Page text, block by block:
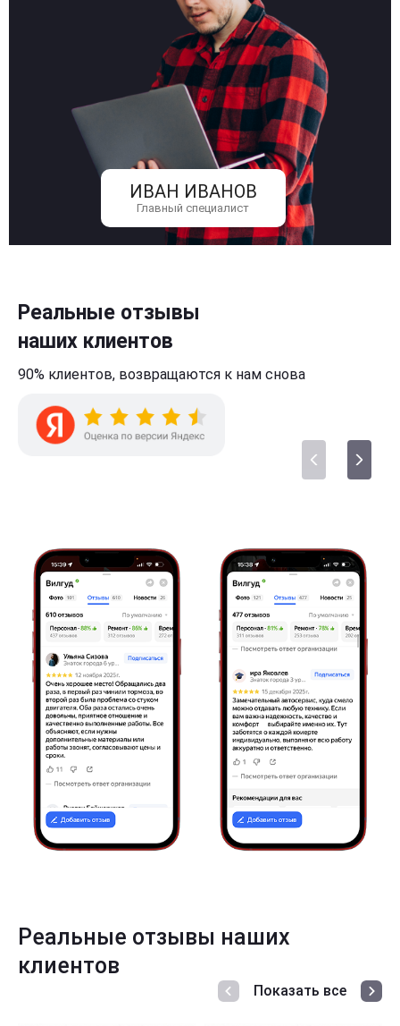
ИВАН ИВАНОВ
Главный специалист
Реальные отзывы
наших клиентов
90% клиентов, возвращаются к нам снова
Реальные отзывы наших
клиентов
Показать все